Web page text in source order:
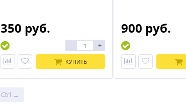
350 руб.
- +
КУПИТЬ
900 руб.
Ctrl →